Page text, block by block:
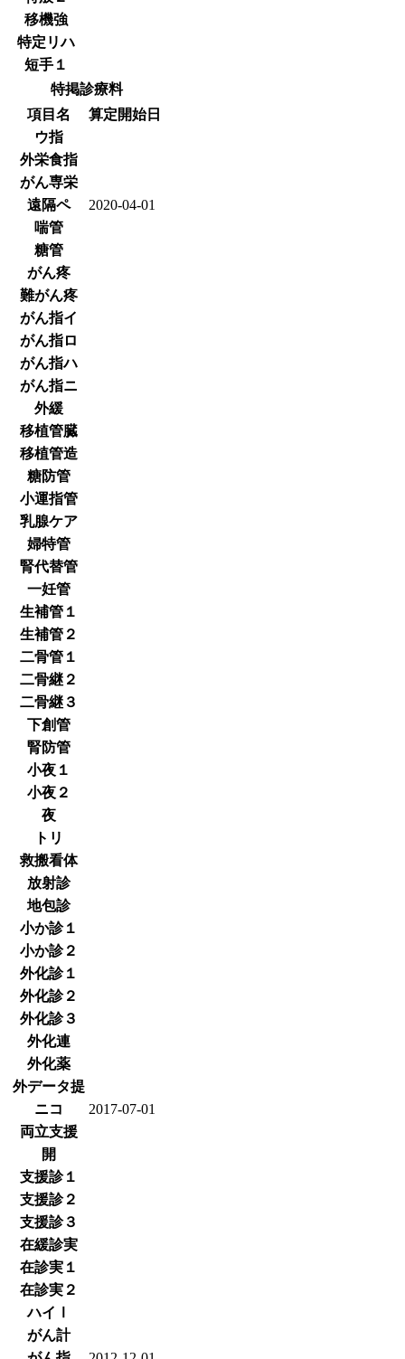
移機強
特定リハ
短手１
特掲診療料
項目名
算定開始日
ウ指
外栄食指
がん専栄
遠隔ペ
2020-04-01
喘管
糖管
がん疼
難がん疼
がん指イ
がん指ロ
がん指ハ
がん指ニ
外緩
移植管臓
移植管造
糖防管
小運指管
乳腺ケア
婦特管
腎代替管
一妊管
生補管１
生補管２
二骨管１
二骨継２
二骨継３
下創管
腎防管
小夜１
小夜２
夜
トリ
救搬看体
放射診
地包診
小か診１
小か診２
外化診１
外化診２
外化診３
外化連
外化薬
外データ提
ニコ
2017-07-01
両立支援
開
支援診１
支援診２
支援診３
在緩診実
在診実１
在診実２
ハイⅠ
がん計